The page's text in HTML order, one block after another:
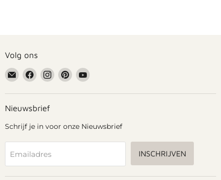
Volg ons
Email
Grennn
Vind
ons
op
Facebook
Vind
ons
op
Vind
ons
op
Vind
op
Nieuwsbrief
Schrijf je in voor onze Nieuwsbrief
Emailadres INSCHRIJVEN